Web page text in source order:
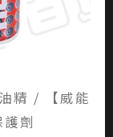
油精 / 【威能
劑